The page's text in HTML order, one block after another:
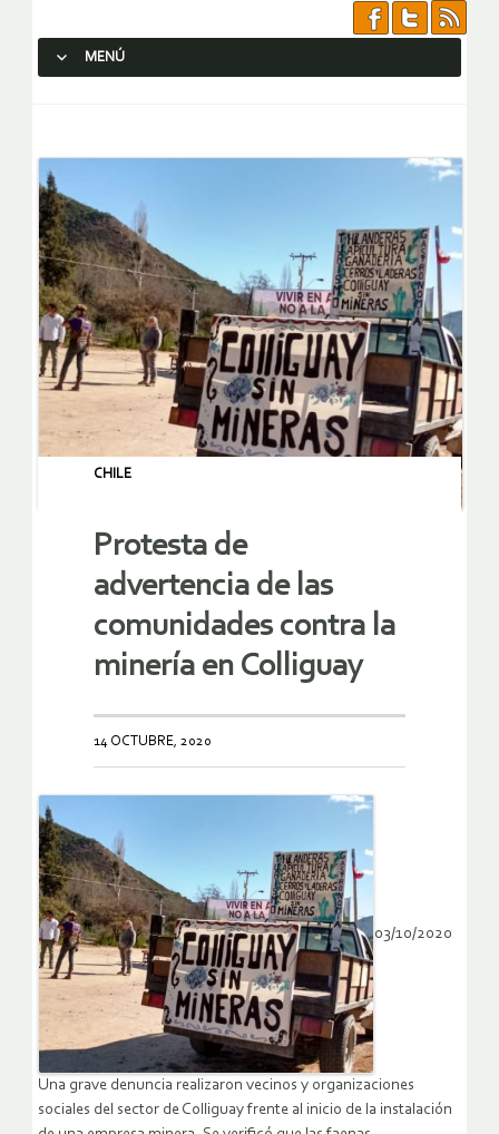
MENÚ
CHILE
Protesta de
advertencia de las
comunidades contra la
minería en Colliguay
14 OCTUBRE, 2020
03/10/2020
Una grave denuncia realizaron vecinos y organizaciones
sociales del sector de Colliguay frente al inicio de la instalación